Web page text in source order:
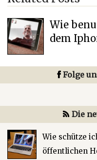
Wie
dem
Folge
Die
Wie schütze
öffentlichen